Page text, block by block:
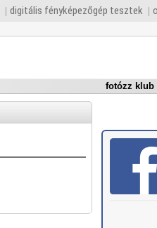
digitális fényképezőgép tesztek
fotózz klub